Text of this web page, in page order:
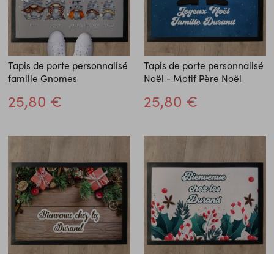
Tapis de porte personnalisé
famille Gnomes
25,80 €
Tapis de porte personnalisé
Noël - Motif Père Noël
25,80 €